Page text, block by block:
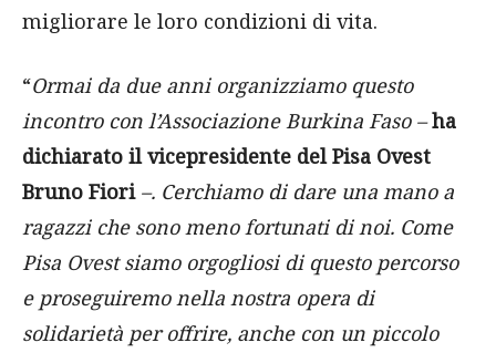
migliorare le loro condizioni di vita.
“Ormai da due anni organizziamo questo
incontro con l’Associazione Burkina Faso –ha
dichiarato il vicepresidente del Pisa Ovest
Bruno Fiori –. Cerchiamo di dare una mano a
ragazzi che sono meno fortunati di noi. Come
Pisa Ovest siamo orgogliosi di questo percorso
e proseguiremo nella nostra opera di
solidarietà per offrire, anche con un piccolo